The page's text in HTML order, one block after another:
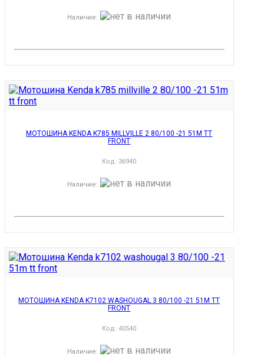
Наличие:
МОТОШИНА KENDA K785 MILLVILLE 2 80/100 -21 51M TT
FRONT
Код: 36940
Наличие:
МОТОШИНА KENDA K7102 WASHOUGAL 3 80/100 -21 51M TT
FRONT
Код:40540
Наличие: